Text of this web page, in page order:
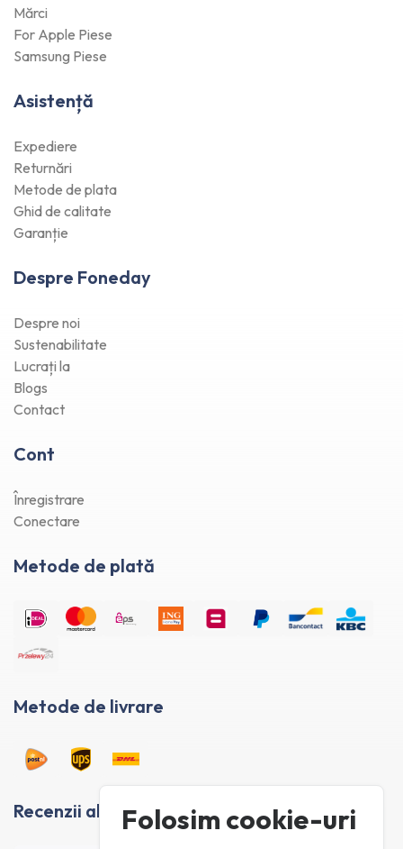
Mărci
For Apple Piese
Samsung Piese
Asistență
Expediere
Returnări
Metode de plata
Ghid de calitate
Garanție
Despre Foneday
Despre noi
Sustenabilitate
Lucrați la
Blogs
Contact
Cont
Înregistrare
Conectare
Metode de plată
Metode de livrare
Recenzii ale cliențilorFolosim cookie-uri